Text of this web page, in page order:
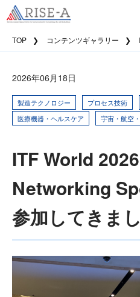
TOP コンテンツギャラリー
2026年06月18日
製造テクノロジー プロセス技術
医療機器・ヘルスケア
宇宙・航空
ITF World
Networking
参加してきま